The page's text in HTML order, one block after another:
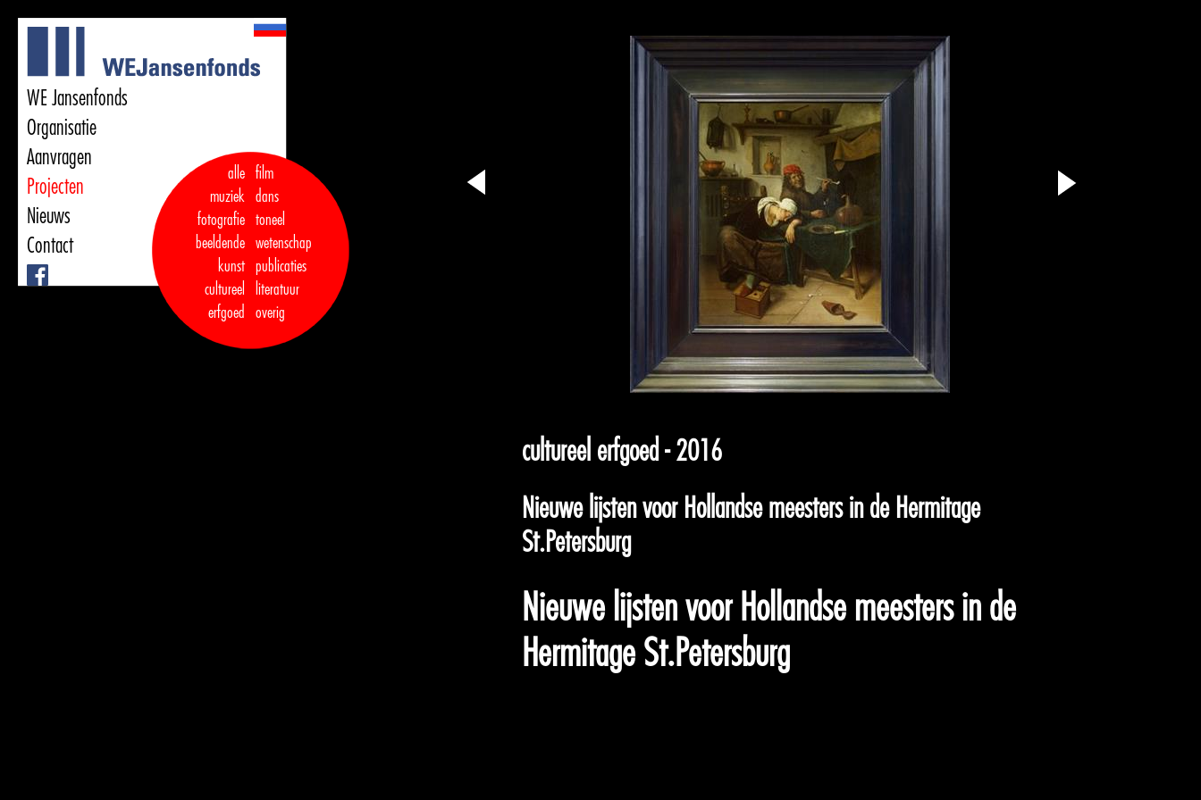
WE Jansenfonds
Organisatie
Aanvragen
Projecten
Nieuws
Contact
alle
muziek
fotografie
beeldende
kunst
cultureel
erfgoed
film
dans
toneel
wetenschap
publicaties
literatuur
overig
cultureel erfgoed - 2016
Nieuwe lijsten voor Hollandse meesters in de Hermitage
St.Petersburg
Nieuwe lijsten voor Hollandse meesters in de
Hermitage St.Petersburg